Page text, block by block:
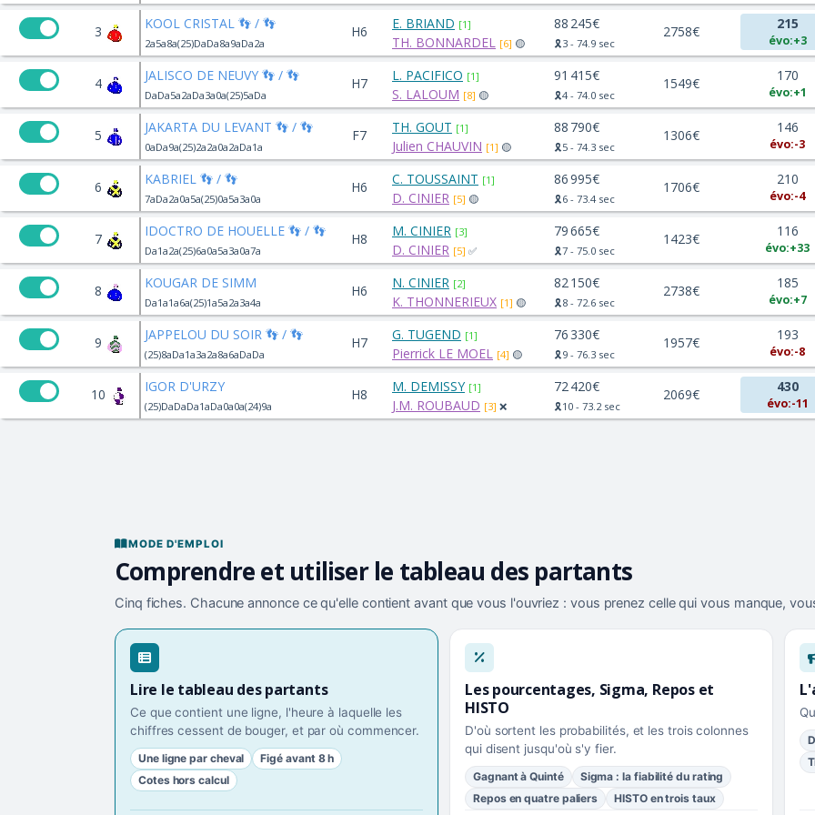
3 KOOL CRISTAL 👣 / 👣
2a5a8a(25)DaDa8a9aDa2a
H6 E. BRIAND [1]
TH. BONNARDEL [6] 🟡
88 245€
🎗️3 - 74.9 sec
2758€ 215
évo:+3
4 JALISCO DE NEUVY 👣 / 👣
DaDa5a2aDa3a0a(25)5aDa
H7 L. PACIFICO [1]
S. LALOUM [8] 🟡
91 415€
🎗️4 - 74.0 sec
1549€ 170
évo:+1
5 JAKARTA DU LEVANT 👣 / 👣
0aDa9a(25)2a2a0a2aDa1a
F7 TH. GOUT [1]
Julien CHAUVIN [1] 🟡
88 790€
🎗️5 - 74.3 sec
1306€ 146
évo:-3
6 KABRIEL 👣 / 👣
7aDa2a0a5a(25)0a5a3a0a
H6 C. TOUSSAINT [1]
D. CINIER [5] 🟡
86 995€
🎗️6 - 73.4 sec
1706€ 210
évo:-4
7 IDOCTRO DE HOUELLE 👣 / 👣
Da1a2a(25)6a0a5a3a0a7a
H8 M. CINIER [3]
D. CINIER [5] ✅
79 665€
🎗️7 - 75.0 sec
1423€ 116
évo:+33
8 KOUGAR DE SIMM
Da1a1a6a(25)1a5a2a3a4a
H6 N. CINIER [2]
K. THONNERIEUX [1] 🟡
82 150€
🎗️8 - 72.6 sec
2738€ 185
évo:+7
9 JAPPELOU DU SOIR 👣 / 👣
(25)8aDa1a3a2a8a6aDaDa
H7 G. TUGEND [1]
Pierrick LE MOEL [4] 🟡
76 330€
🎗️9 - 76.3 sec
1957€ 193
évo:-8
10 IGOR D'URZY
(25)DaDaDa1aDa0a0a(24)9a
H8 M. DEMISSY [1]
J.M. ROUBAUD [3] ❌
72 420€
🎗️10 - 73.2 sec
2069€ 430
évo:-11
MODE D'EMPLOI
Comprendre et utiliser le tableau des partants
Cinq fiches. Chacune annonce ce qu'elle contient avant que vous l'ouvriez : vous prenez celle qui vous manque,
Lire le tableau des partants
Ce que contient une ligne, l'heure à laquelle les
chiffres cessent de bouger, et par où commencer.
Une ligne par cheval
Figé avant 8 h
Cotes hors calcul
Les pourcentages, Sigma, Repos et
HISTO
D'où sortent les probabilités, et les trois colonnes
qui disent jusqu'où s'y fier.
Gagnant à Quinté
Sigma : la fiabilité du rating
Repos en quatre paliers
HISTO en trois taux